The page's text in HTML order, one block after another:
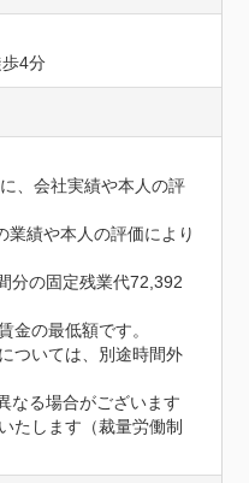
4分
、会社実績や本人の評
業績や本人の評価により
分の固定残業代72,392
金の最低額です。
ついては、別途時間外
なる場合がございます
たします（裁量労働制